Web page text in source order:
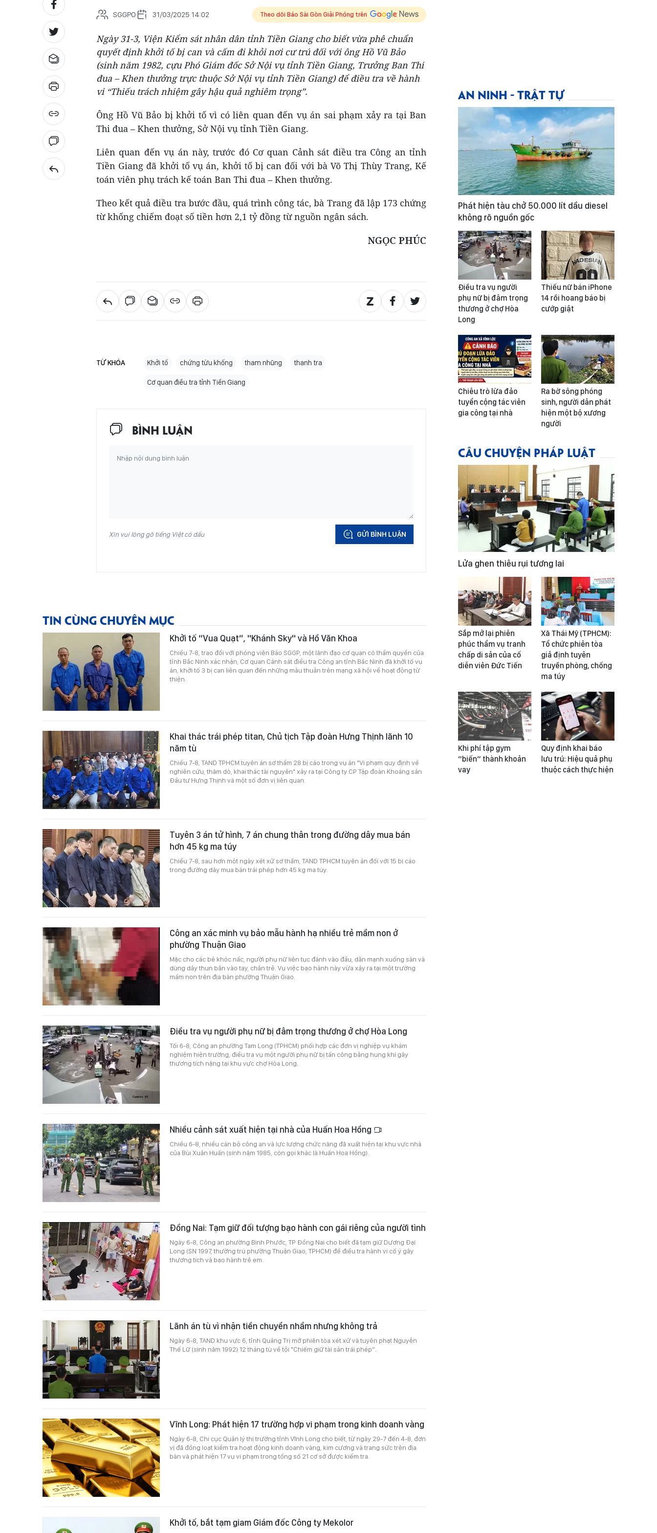
SGGPO 31/03/2025 14:02 Theo dõi Báo Sài Gòn Giải Phóng trên
Ngày 31-3, Viện Kiểm sát nhân dân tỉnh Tiền Giang cho biết vừa phê chuẩn
quyết định khởi tố bị can và cấm đi khỏi nơi cư trú đối với ông Hồ Vũ Bảo
(sinh năm 1982, cựu Phó Giám đốc Sở Nội vụ tỉnh Tiền Giang, Trưởng Ban Thi
đua – Khen thưởng trực thuộc Sở Nội vụ tỉnh Tiền Giang) để điều tra về hành
vi “Thiếu trách nhiệm gây hậu quả nghiêm trọng”.
Ông Hồ Vũ Bảo bị khởi tố vì có liên quan đến vụ án sai phạm xảy ra tại Ban
Thi đua – Khen thưởng, Sở Nội vụ tỉnh Tiền Giang.
Liên quan đến vụ án này, trước đó Cơ quan Cảnh sát điều tra Công an tỉnh
Tiền Giang đã khởi tố vụ án, khởi tố bị can đối với bà Võ Thị Thùy Trang, Kế
toán viên phụ trách kế toán Ban Thi đua – Khen thưởng.
Theo kết quả điều tra bước đầu, quá trình công tác, bà Trang đã lập 173 chứng
từ khống chiếm đoạt số tiền hơn 2,1 tỷ đồng từ nguồn ngân sách.
NGỌC PHÚC
TỪ KHÓA Khởi tố chứng từu khống tham nhũng thanh tra
Cơ quan điều tra tỉnh Tiền Giang
BÌNH LUẬN
Xin vui lòng gõ tiếng Việt có dấu GỬI BÌNH LUẬN
TIN CÙNG CHUYÊN MỤC
Khởi tố “Vua Quạt”, "Khánh Sky" và Hồ Văn Khoa
Chiều 7-8, trao đổi với phóng viên Báo SGGP, một lãnh đạo cơ quan có thẩm quyền của
tỉnh Bắc Ninh xác nhận, Cơ quan Cảnh sát điều tra Công an tỉnh Bắc Ninh đã khởi tố vụ
án, khởi tố 3 bị can liên quan đến những mâu thuẫn trên mạng xã hội về hoạt động từ
thiện.
Khai thác trái phép titan, Chủ tịch Tập đoàn Hưng Thịnh lãnh 10
năm tù
Chiều 7-8, TAND TPHCM tuyên án sơ thẩm 28 bị cáo trong vụ án "Vi phạm quy định về
nghiên cứu, thăm dò, khai thác tài nguyên" xảy ra tại Công ty CP Tập đoàn Khoáng sản
Đầu tư Hưng Thịnh và một số đơn vị liên quan.
Tuyên 3 án tử hình, 7 án chung thân trong đường dây mua bán
hơn 45 kg ma túy
Chiều 7-8, sau hơn một ngày xét xử sơ thẩm, TAND TPHCM tuyên án đối với 15 bị cáo
trong đường dây mua bán trái phép hơn 45 kg ma túy.
Công an xác minh vụ bảo mẫu hành hạ nhiều trẻ mầm non ở
phường Thuận Giao
Mặc cho các bé khóc nấc, người phụ nữ liên tục đánh vào đầu, dằn mạnh xuống sàn và
dùng dây thun bắn vào tay, chân trẻ. Vụ việc bạo hành này vừa xảy ra tại một trường
mầm non trên địa bàn phường Thuận Giao.
Điều tra vụ người phụ nữ bị đâm trọng thương ở chợ Hòa Long
Tối 6-8, Công an phường Tam Long (TPHCM) phối hợp các đơn vị nghiệp vụ khám
nghiệm hiện trường, điều tra vụ một người phụ nữ bị tấn công bằng hung khí gây
thương tích nặng tại khu vực chợ Hòa Long.
Nhiều cảnh sát xuất hiện tại nhà của Huấn Hoa Hồng
Chiều 6-8, nhiều cán bộ công an và lực lượng chức năng đã xuất hiện tại khu vực nhà
của Bùi Xuân Huấn (sinh năm 1985, còn gọi khác là Huấn Hoa Hồng).
Đồng Nai: Tạm giữ đối tượng bạo hành con gái riêng của người tình
Ngày 6-8, Công an phường Bình Phước, TP Đồng Nai cho biết đã tạm giữ Dương Đại
Long (SN 1997, thường trú phường Thuận Giao, TPHCM) để điều tra hành vi cố ý gây
thương tích và bạo hành trẻ em.
Lãnh án tù vì nhận tiền chuyển nhầm nhưng không trả
Ngày 6-8, TAND khu vực 6, tỉnh Quảng Trị mở phiên tòa xét xử và tuyên phạt Nguyễn
Thế Lữ (sinh năm 1992) 12 tháng tù về tội "Chiếm giữ tài sản trái phép”.
Vĩnh Long: Phát hiện 17 trường hợp vi phạm trong kinh doanh vàng
Ngày 6-8, Chi cục Quản lý thị trường tỉnh Vĩnh Long cho biết, từ ngày 29-7 đến 4-8, đơn
vị đã đồng loạt kiểm tra hoạt động kinh doanh vàng, kim cương và trang sức trên địa
bàn và phát hiện 17 vụ vi phạm trong tổng số 21 cơ sở được kiểm tra.
Khởi tố, bắt tạm giam Giám đốc Công ty Mekolor
AN NINH - TRẬT TỰ
Phát hiện tàu chở 50.000 lít dầu diesel
không rõ nguồn gốc
Điều tra vụ người
phụ nữ bị đâm trọng
thương ở chợ Hòa
Long
Thiếu nữ bán iPhone
14 rồi hoang báo bị
cướp giật
Chiêu trò lừa đảo
tuyển cộng tác viên
gia công tại nhà
Ra bờ sông phóng
sinh, người dân phát
hiện một bộ xương
người
CÂU CHUYỆN PHÁP LUẬT
Lửa ghen thiêu rụi tương lai
Sắp mở lại phiên
phúc thẩm vụ tranh
chấp di sản của cố
diễn viên Đức Tiến
Xã Thái Mỹ (TPHCM):
Tổ chức phiên tòa
giả định tuyên
truyền phòng, chống
ma túy
Khi phí tập gym
“biến” thành khoản
vay
Quy định khai báo
lưu trú: Hiệu quả phụ
thuộc cách thực hiện